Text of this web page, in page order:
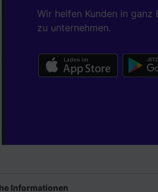
Wir helfen Kunden in ganz
zu unternehmen.
Informationen